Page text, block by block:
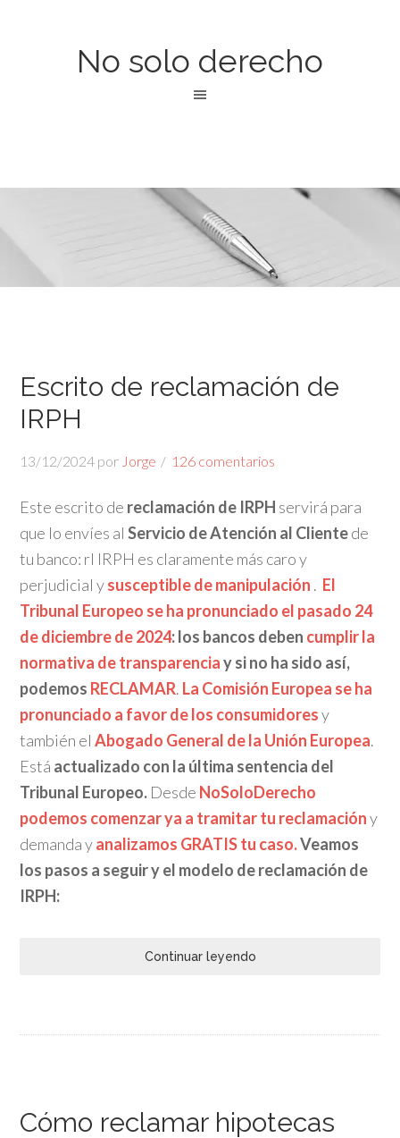
No solo derecho
Escrito de reclamación de
IRPH
13/12/2024 por Jorge 126 comentarios
Este escrito de reclamación de IRPH servirá para
que lo envíes alServicio de Atención al Clientede
tu banco: rl IRPH es claramente más caro y
perjudicial ysusceptible de manipulación . El
Tribunal Europeo se ha pronunciado el pasado 24
de diciembre de 2024: los bancos deben cumplir la
normativa de transparenciay si no ha sido así,
podemos RECLAMAR. La Comisión Europea se ha
pronunciado a favor de los consumidoresy
también elAbogado General de la Unión Europea.
Está actualizado con la última sentencia del
Tribunal Europeo. Desde NoSoloDerecho
podemos comenzar ya a tramitar tu reclamacióny
demanda yanalizamos GRATIS tu caso.Veamos
los pasos a seguir y el modelo de reclamación de
IRPH:
Continuar leyendo
Cómo reclamar hipotecas